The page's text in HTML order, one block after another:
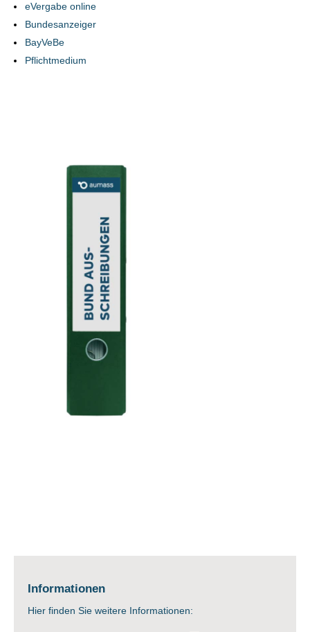
eVergabe online
Bundesanzeiger
BayVeBe
Pflichtmedium
Informationen
Hier finden Sie weitere Informationen: